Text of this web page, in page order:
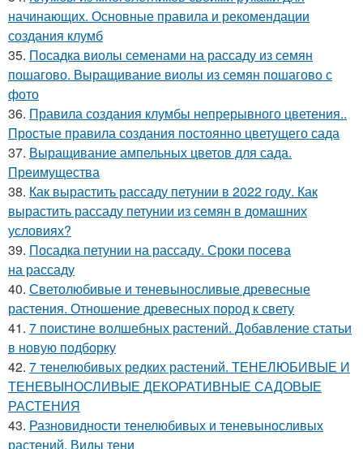
начинающих. Основные правила и рекомендации
создания клумб
35. Посадка виолы семенами на рассаду из семян
пошагово. Выращивание виолы из семян пошагово с
фото
36. Правила создания клумбы непрерывного цветения..
Простые правила создания постоянно цветущего сада
37. Выращивание ампельных цветов для сада.
Преимущества
38. Как вырастить рассаду петунии в 2022 году. Как
вырастить рассаду петунии из семян в домашних
условиях?
39. Посадка петунии на рассаду. Сроки посева
на рассаду
40. Светолюбивые и теневыносливые древесные
растения. Отношение древесных пород к свету
41. 7 поистине волшебных растений. Добавление статьи
в новую подборку
42. 7 тенелюбивых редких растений. ТЕНЕЛЮБИВЫЕ И
ТЕНЕВЫНОСЛИВЫЕ ДЕКОРАТИВНЫЕ САДОВЫЕ
РАСТЕНИЯ
43. Разновидности тенелюбивых и теневыносливых
растений. Виды тени